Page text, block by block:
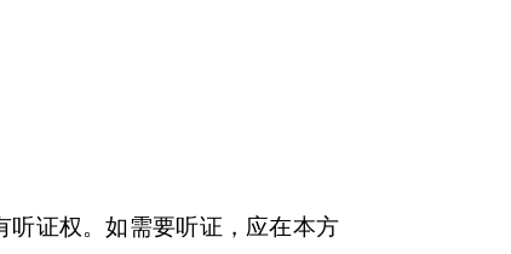
听证权。如需要听证，应在本方